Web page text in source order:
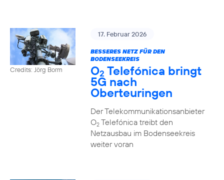
Credits: Jörg Borm
17. Februar 2026
BESSERES NETZ FÜR DEN
BODENSEEKREIS
O2 Telefónica bringt
5G nach
Oberteuringen
Der Telekommunikationsanbieter
O2Telefónica treibt den
Netzausbau im Bodenseekreis
weiter voran